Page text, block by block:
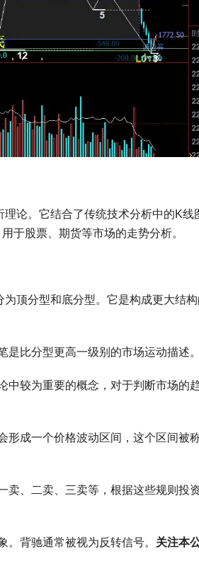
理论。它结合了传统技术分析中的K线
于股票、期货等市场的走势分析。
顶分型和底分型。它是构成更大结
是比分型更高一级别的市场运动描述
中较为重要的概念，对于判断市场的
形成一个价格波动区间，这个区间被
卖、二卖、三卖等，根据这些规则投
背驰通常被视为反转信号。 关注本